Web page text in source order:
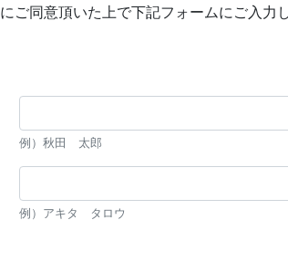
にご同意頂いた上で下記フォームにご入力
例）秋田 太郎
例）アキタ タロウ